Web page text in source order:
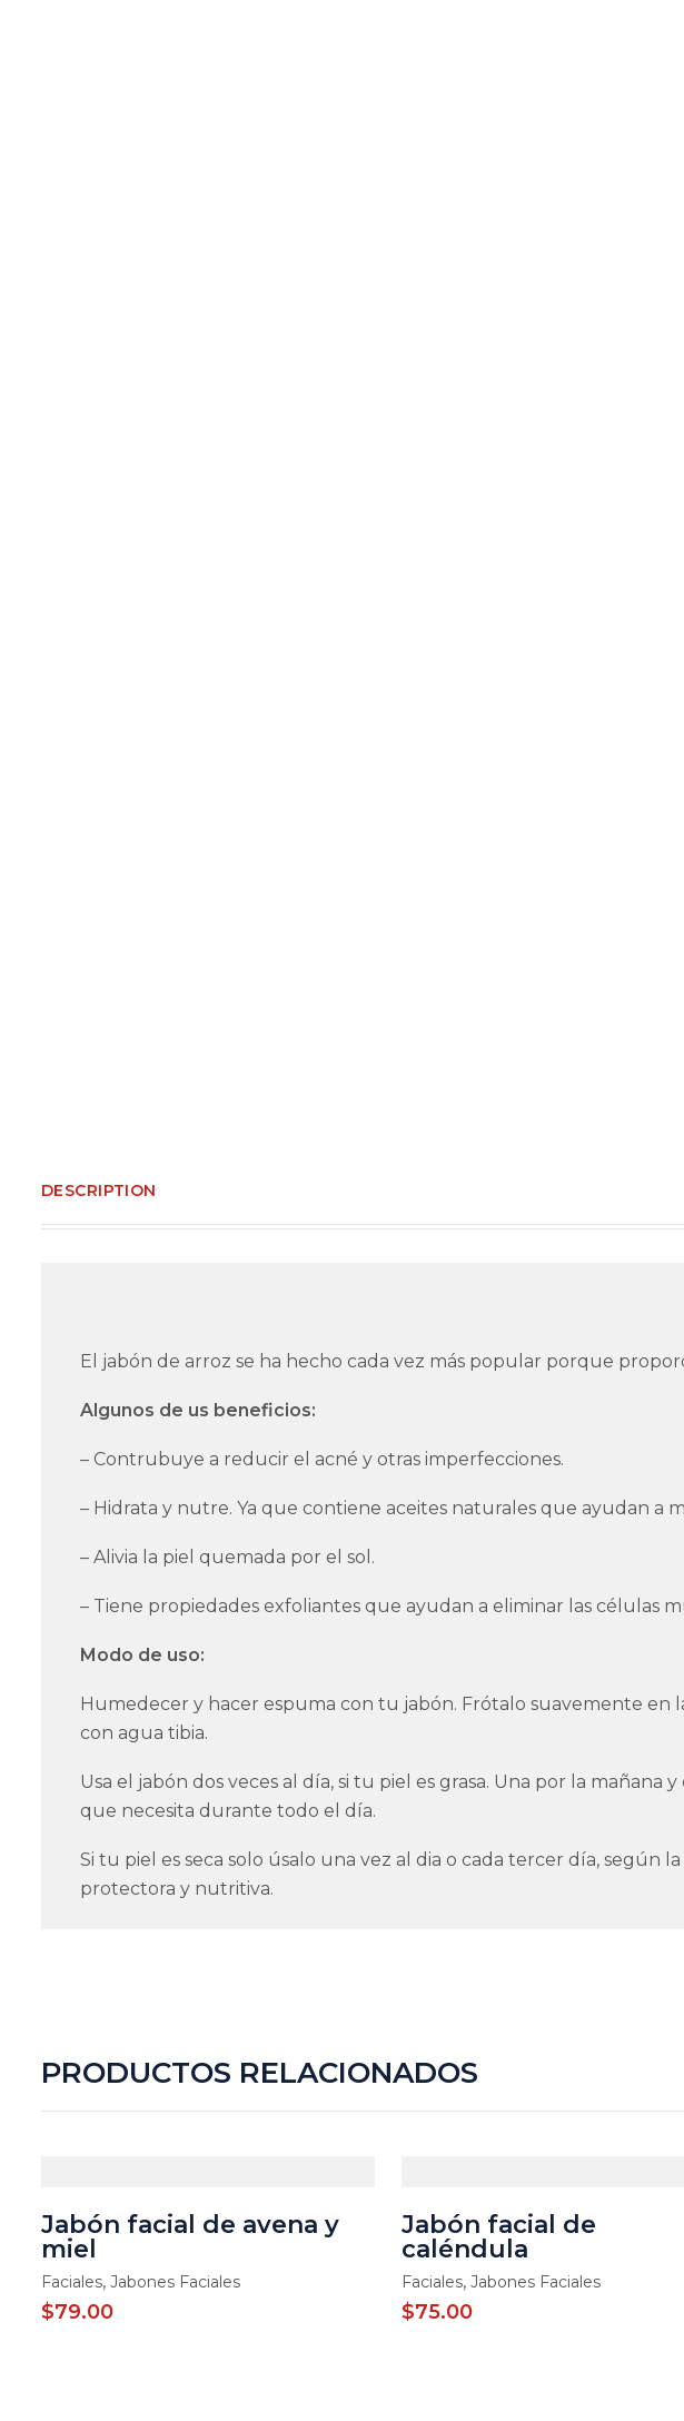
DESCRIPTION
El jabón de arroz se ha hecho cada vez más popular porque
Algunos de us beneficios:
– Contrubuye a reducir el acné y otras imperfecciones.
– Hidrata y nutre. Ya que contiene aceites naturales que ayudan a
– Alivia la piel quemada por el sol.
– Tiene propiedades exfoliantes que ayudan a eliminar las células
Modo de uso:
Humedecer y hacer espuma con tu jabón. Frótalo suavemente
con agua tibia.
Usa el jabón dos veces al día, si tu piel es grasa. Una por la
que necesita durante todo el día.
Si tu piel es seca solo úsalo una vez al dia o cada tercer día,
protectora y nutritiva.
PRODUCTOS RELACIONADOS
Jabón facial de avena y
miel
Faciales, Jabones Faciales
$79.00
Jabón facial de
caléndula
Faciales, Jabones Faciales
$75.00